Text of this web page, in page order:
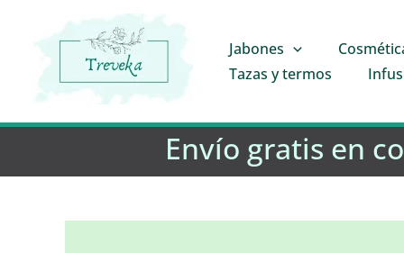
contenido
Jabones
Tazas y termos
Envío gratis en